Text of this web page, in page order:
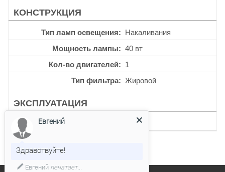
КОНСТРУКЦИЯ
Тип ламп освещения
Накаливания
Мощность лампы
40 вт
Кол-во двигателей
1
Тип фильтра
Жировой
ЭКСПЛУАТАЦИЯ
58 дб
Евгений
Здравствуйте!
Евгенийпечатает...